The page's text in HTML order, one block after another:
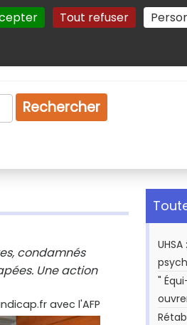
Tout refuser
Plan du site Gestion des cookies
Rechercher
condamnés
Une action
avec l'AFP
"